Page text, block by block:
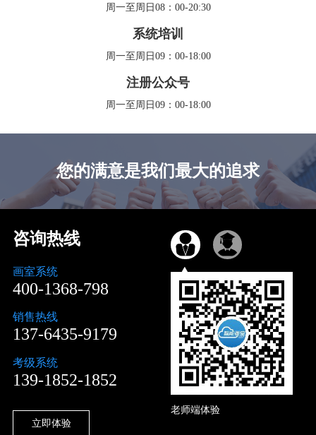
周一至周日08：00-20:30
系统培训
周一至周日09：00-18:00
注册公众号
周一至周日09：00-18:00
您的满意是我们最大的追求
咨询热线
画室系统
400-1368-798
销售热线
137-6435-9179
考级系统
139-1852-1852
立即体验
老师端体验